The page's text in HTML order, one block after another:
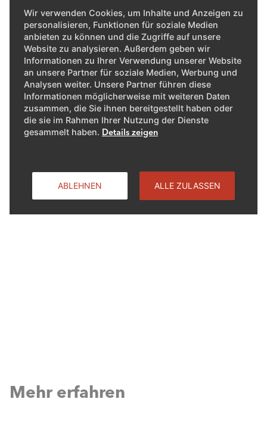
Wir verwenden Cookies, um Inhalte und Anzeigen zu
personalisieren, Funktionen für soziale Medien
anbieten zu können und die Zugriffe auf unsere
Website zu analysieren. Außerdem geben wir
Informationen zu Ihrer Verwendung unserer Website
an unsere Partner für soziale Medien, Werbung und
Analysen weiter. Unsere Partner führen diese
Informationen möglicherweise mit weiteren Daten
zusammen, die Sie ihnen bereitgestellt haben oder
die sie im Rahmen Ihrer Nutzung der Dienste
gesammelt haben. Details zeigen
ABLEHNEN ALLE ZULASSEN
Mehr erfahren